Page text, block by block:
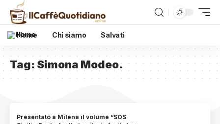
Home Chi siamo Salvati
Tag: Simona Modeo.
Presentato a Milena il volume “SOS